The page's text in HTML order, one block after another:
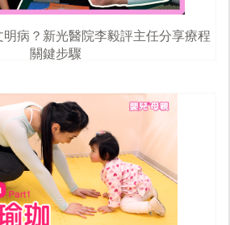
病？新光醫院李毅評主任分享療程
關鍵步驟